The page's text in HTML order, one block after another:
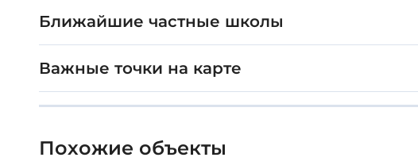
Ближайшие частные школы
Важные точки на карте
Похожие объекты